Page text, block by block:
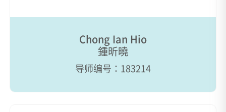
Chong Ian Hio
鍾昕曉
导师编号：183214